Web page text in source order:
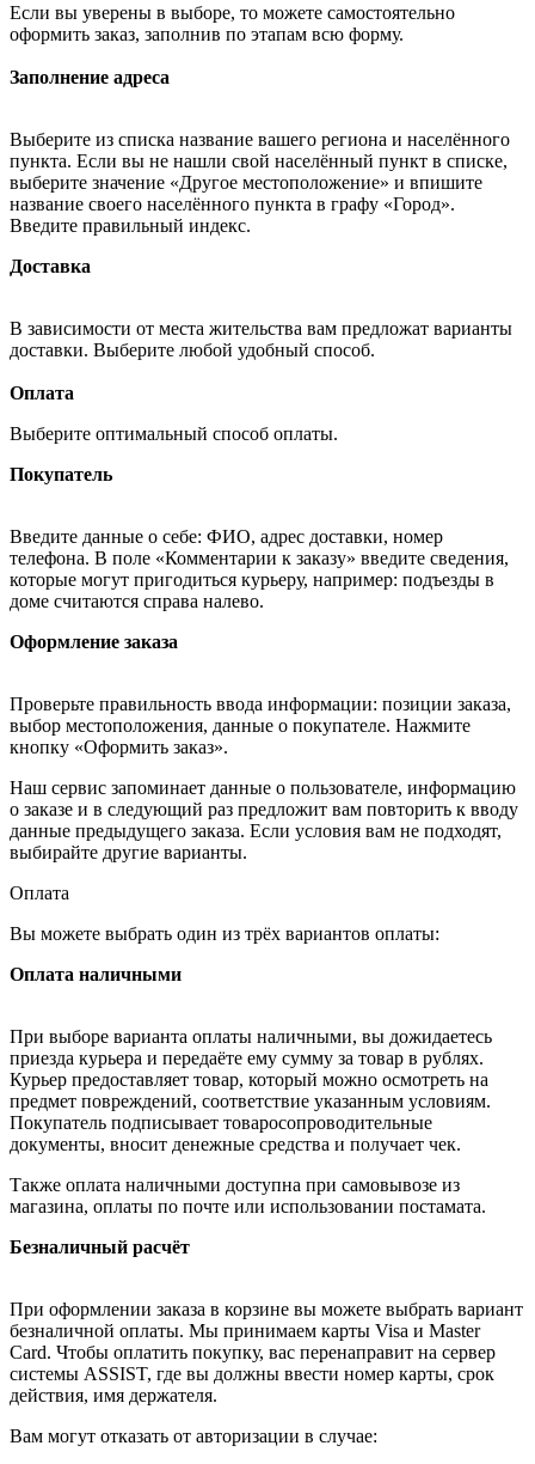
Если вы уверены в выборе, то можете самостоятельно
оформить заказ, заполнив по этапам всю форму.
Заполнение адреса
Выберите из списка название вашего региона и населённого
пункта. Если вы не нашли свой населённый пункт в списке,
выберите значение «Другое местоположение» и впишите
название своего населённого пункта в графу «Город».
Введите правильный индекс.
Доставка
В зависимости от места жительства вам предложат варианты
доставки. Выберите любой удобный способ.
Оплата
Выберите оптимальный способ оплаты.
Покупатель
Введите данные о себе: ФИО, адрес доставки, номер
телефона. В поле «Комментарии к заказу» введите сведения,
которые могут пригодиться курьеру, например: подъезды в
доме считаются справа налево.
Оформление заказа
Проверьте правильность ввода информации: позиции заказа,
выбор местоположения, данные о покупателе. Нажмите
кнопку «Оформить заказ».
Наш сервис запоминает данные о пользователе, информацию
о заказе и в следующий раз предложит вам повторить к вводу
данные предыдущего заказа. Если условия вам не подходят,
выбирайте другие варианты.
Оплата
Вы можете выбрать один из трёх вариантов оплаты:
Оплата наличными
При выборе варианта оплаты наличными, вы дожидаетесь
приезда курьера и передаёте ему сумму за товар в рублях.
Курьер предоставляет товар, который можно осмотреть на
предмет повреждений, соответствие указанным условиям.
Покупатель подписывает товаросопроводительные
документы, вносит денежные средства и получает чек.
Также оплата наличными доступна при самовывозе из
магазина, оплаты по почте или использовании постамата.
Безналичный расчёт
При оформлении заказа в корзине вы можете выбрать вариант
безналичной оплаты. Мы принимаем карты Visa и Master
Card. Чтобы оплатить покупку, вас перенаправит на сервер
системы ASSIST, где вы должны ввести номер карты, срок
действия, имя держателя.
Вам могут отказать от авторизации в случае: